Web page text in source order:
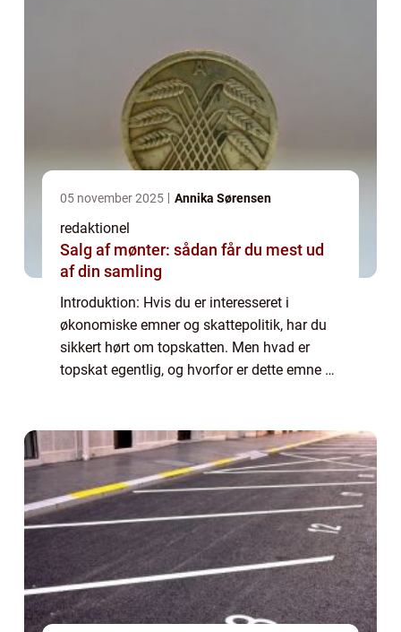
05 november 2025 Annika Sørensen
redaktionel
Salg af mønter: sådan får du mest ud
af din samling
Introduktion: Hvis du er interesseret i
økonomiske emner og skattepolitik, har du
sikkert hørt om topskatten. Men hvad er
topskat egentlig, og hvorfor er dette emne så